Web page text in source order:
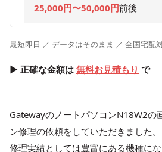
25,000円〜50,000円前後
最短即日 ／ データはそのまま ／ 全国宅配
▶ 正確な金額は 無料お見積もり で
GatewayのノートパソコンN18W2の
ン修理の依頼をしていただきました。
修理実績としては豊富にある機種に